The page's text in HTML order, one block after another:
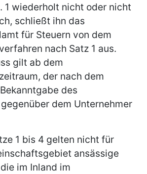
1 wiederholt nicht oder nicht
schließt ihn das
für Steuern von dem
nach Satz 1 aus.
gilt ab dem
der nach dem
des
dem Unternehmer
1 bis 4 gelten nicht für
ansässige
im Inland im